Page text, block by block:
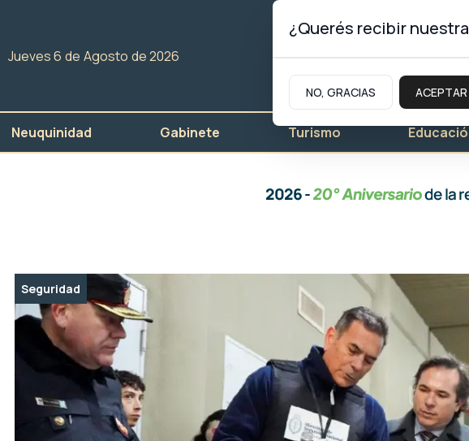
Jueves 6 de Agosto de 2026
Neuquinidad Gabinete Turismo
Seguridad
¿Querés recibir
NO, GRACIAS ACEPTAR